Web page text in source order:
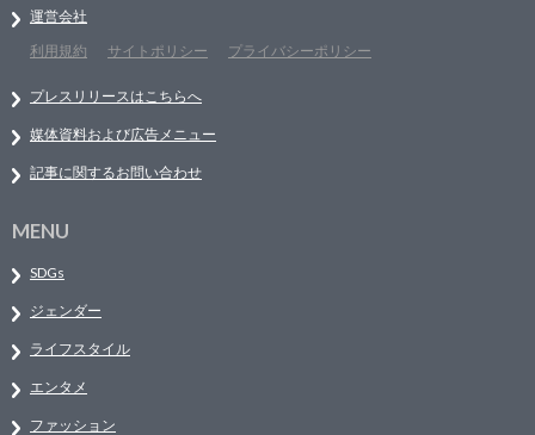
運営会社
利用規約
サイトポリシー プライバシーポリシー
プレスリリースはこちらへ
媒体資料および広告メニュー
記事に関するお問い合わせ
MENU
SDGs
ジェンダー
ライフスタイル
エンタメ
ファッション